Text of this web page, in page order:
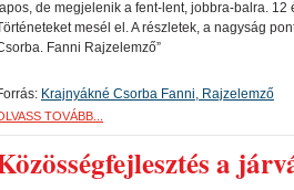
Krajnyákné Csorba Fanni, Rajzelemző
TOVÁBB...
a